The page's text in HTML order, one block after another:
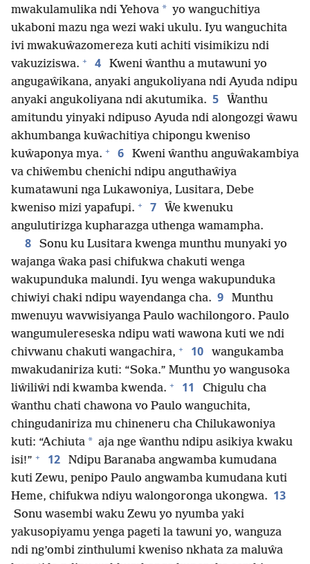
mwakulamulika ndi Yehova * yo wanguchitiya
ukaboni mazu nga wezi waki ukulu. Iyu wanguchita
ivi mwakuŵazomereza kuti achiti visimikizu ndi
vakuziziswa. + 4
Kweni ŵanthu a mutawuni yo
angugaŵikana, anyaki angukoliyana ndi Ayuda ndipu
anyaki angukoliyana ndi akutumika. 5
Ŵanthu
amitundu yinyaki ndipuso Ayuda ndi alongozgi ŵawu
akhumbanga kuŵachitiya chipongu kweniso
kuŵaponya mya. + 6
Kweni ŵanthu anguŵakambiya
va chiŵembu chenichi ndipu anguthaŵiya
kumatawuni nga Lukawoniya, Lusitara, Debe
kweniso mizi yapafupi. + 7
Ŵe kwenuku
angulutirizga kupharazga uthenga wamampha.
8
Sonu ku Lusitara kwenga munthu munyaki yo
wajanga ŵaka pasi chifukwa chakuti wenga
wakupunduka malundi. Iyu wenga wakupunduka
chiwiyi chaki ndipu wayendanga cha. 9
Munthu
mwenuyu wavwisiyanga Paulo wachilongoro. Paulo
wangumulereseska ndipu wati wawona kuti we ndi
chivwanu chakuti wangachira, + 10
wangukamba
mwakudaniriza kuti: “Soka.” Munthu yo wangusoka
liŵiliŵi ndi kwamba kwenda. + 11
Chigulu cha
ŵanthu chati chawona vo Paulo wanguchita,
chingudaniriza mu chineneru cha Chilukawoniya
kuti: “Achiuta * aja nge ŵanthu ndipu asikiya kwaku
isi!” + 12
Ndipu Baranaba angwamba kumudana
kuti Zewu, penipo Paulo angwamba kumudana kuti
Heme, chifukwa ndiyu walongoronga ukongwa. 13
Sonu wasembi waku Zewu yo nyumba yaki
yakusopiyamu yenga pageti la tawuni yo, wanguza
ndi ng’ombi zinthulumi kweniso nkhata za maluŵa